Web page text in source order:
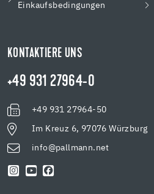
Einkaufsbedingungen
KONTAKTIERE UNS
+49 931 27964-0
+49 931 27964-50
Im Kreuz 6, 97076 Würzburg
info@pallmann.net